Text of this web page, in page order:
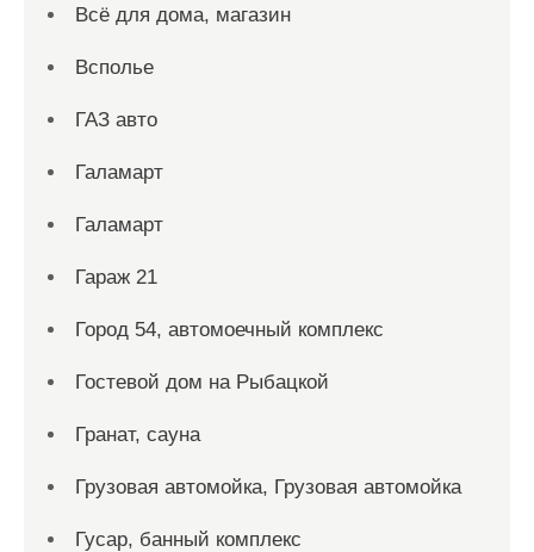
Всё для дома, магазин
Всполье
ГАЗ авто
Галамарт
Галамарт
Гараж 21
Город 54, автомоечный комплекс
Гостевой дом на Рыбацкой
Гранат, сауна
Грузовая автомойка, Грузовая автомойка
Гусар, банный комплекс